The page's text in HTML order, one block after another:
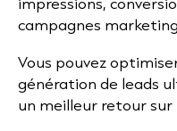
campagnes
Vous pouvez
génération de leads
un meilleur retour